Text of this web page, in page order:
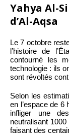
Yahya Al-
d’Al-Aqsa
Le 7 octobre
l’histoire de
contourné les
technologie : ils
sont révoltés
Selon les
en l’espace de
infliger une
neutralisant
faisant des